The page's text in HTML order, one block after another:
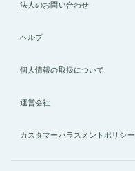
法人のお問い合わせ
ヘルプ
個人情報の取扱について
運営会社
カスタマーハラスメントポリシー